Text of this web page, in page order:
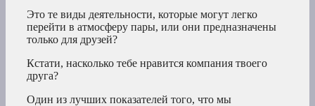
Это те виды деятельности, которые могут легко
перейти в атмосферу пары, или они предназначены
только для друзей?
Кстати, насколько тебе нравится компания твоего
друга?
Один из лучших показателей того, что мы